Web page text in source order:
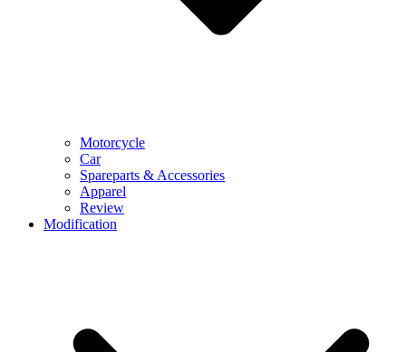
Motorcycle
Car
Spareparts & Accessories
Apparel
Review
Modification